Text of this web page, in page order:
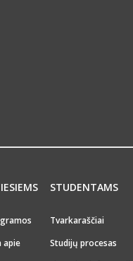
apie
STUDENTAMS
Tvarkaraščiai
Studijų procesas